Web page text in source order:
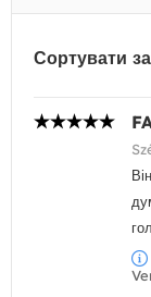
Сортувати за